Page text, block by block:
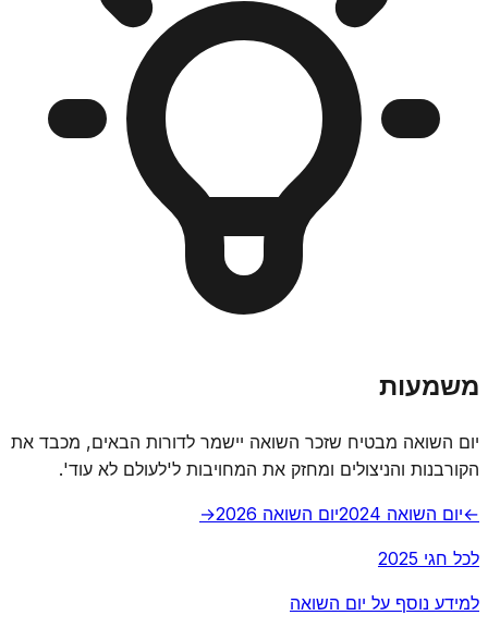
משמעות
יום השואה מבטיח שזכר השואה יישמר לדורות הבאים, מכבד את
הקורבנות והניצולים ומחזק את המחויבות ל'לעולם לא עוד'.
←יום השואה 2024 יום השואה 2026 →
לכל חגי 2025
למידע נוסף על יום השואה